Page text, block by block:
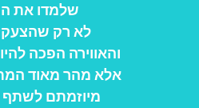
שלמדו את
לא רק
והאווירה הפכה
אלא מהר מאוד
מיוזמתם לשתף